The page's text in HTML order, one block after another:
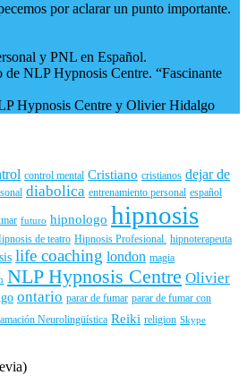
por aclarar un punto importante.
NLP Hypnosis Centre. “Fascinante
Hypnosis Centre y Olivier Hidalgo
control mental Cristiano cristianos dejar de
diabolica entrenamiento personal español
futuro hipnologo hipnosis
de teatro Hipnosis Profesional. hipnoterapeuta
life coaching london magia
NLP Hypnosis Centre Olivier
ontario parar de fumar parar de fumar con
Neurolingüística Reiki religion Skype